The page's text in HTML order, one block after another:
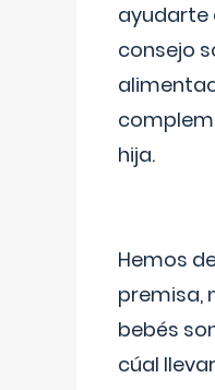
ayudarte
consejo
hija.
Hemos
premisa,
bebés
cúal